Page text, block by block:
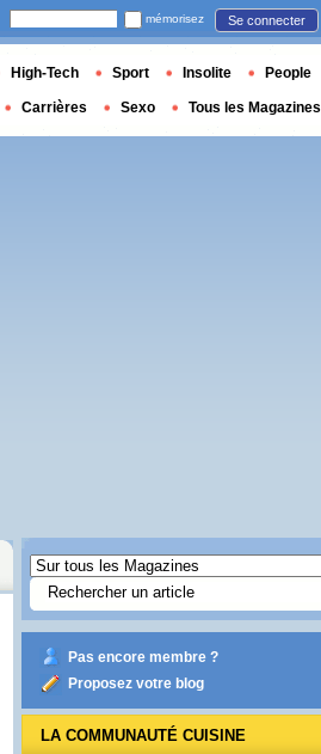
Pas encore membre ?
Proposez votre blog
LA COMMUNAUTÉ CUISINE
mémorisez Se connecter
High-Tech Sport Insolite People
Carrières Sexo Tous les Magazines